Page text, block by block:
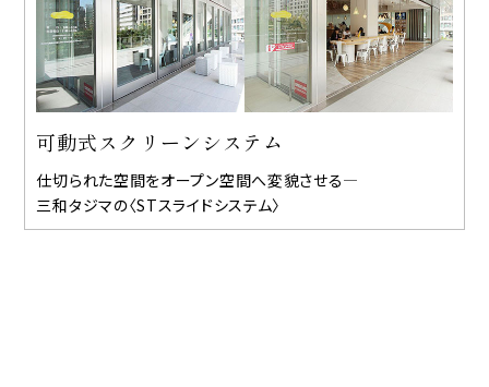
可動式スクリーンシステム
仕切られた空間をオープン空間へ変貌させる—
三和タジマの〈STスライドシステム〉